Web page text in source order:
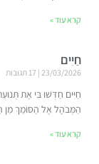
קרא עוד »
חַיִים
23/03/2026
חַיִּים חַדְּשׁוּ בִּי אֶת
הַמְּבֹהָל אֶל הַסּוֹמֵךְ מִן
קרא עוד »